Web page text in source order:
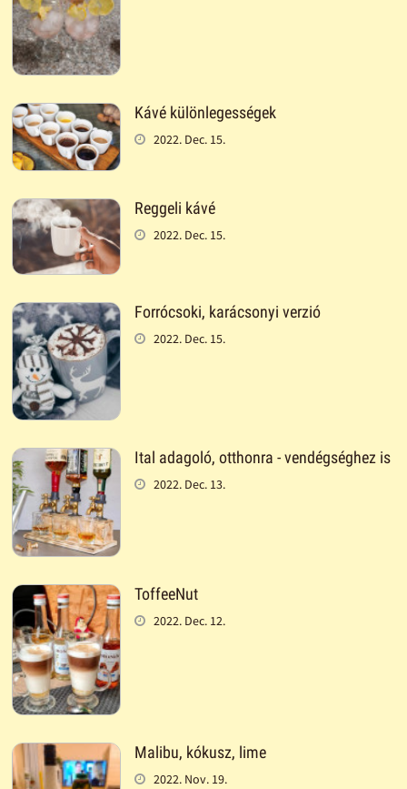
Kávé különlegességek
2022. Dec. 15.
Reggeli kávé
2022. Dec. 15.
Forrócsoki, karácsonyi verzió
2022. Dec. 15.
Ital adagoló, otthonra - vendégséghez is
2022. Dec. 13.
ToffeeNut
2022. Dec. 12.
Malibu, kókusz, lime
2022. Nov. 19.